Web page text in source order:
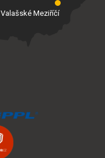
Valašské Meziříčí